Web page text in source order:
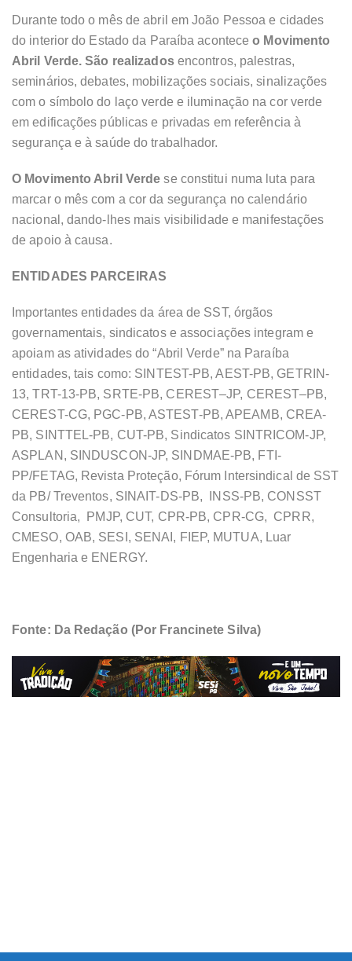
Durante todo o mês de abril em João Pessoa e cidades
do interior do Estado da Paraíba aconteceo Movimento
Abril Verde. São realizadosencontros, palestras,
seminários, debates, mobilizações sociais, sinalizações
com o símbolo do laço verde e iluminação na cor verde
em edificações públicas e privadas em referência à
segurança e à saúde do trabalhador.
O Movimento Abril Verde se constitui numa luta para
marcar o mês com a cor da segurança no calendário
nacional, dando-lhes mais visibilidade e manifestações
de apoio à causa.
ENTIDADES PARCEIRAS
Importantes entidades da área de SST, órgãos
governamentais, sindicatos e associações integram e
apoiam as atividades do “Abril Verde” na Paraíba
entidades, tais como: SINTEST-PB, AEST-PB, GETRIN-
13, TRT-13-PB, SRTE-PB, CEREST–JP, CEREST–PB,
CEREST-CG, PGC-PB, ASTEST-PB, APEAMB, CREA-
PB, SINTTEL-PB, CUT-PB, Sindicatos SINTRICOM-JP,
ASPLAN, SINDUSCON-JP, SINDMAE-PB, FTI-
PP/FETAG, Revista Proteção, Fórum Intersindical de SST
da PB/ Treventos, SINAIT-DS-PB, INSS-PB, CONSST
Consultoria, PMJP, CUT, CPR-PB, CPR-CG, CPRR,
CMESO, OAB, SESI, SENAI, FIEP, MUTUA, Luar
Engenharia e ENERGY.
Fonte: Da Redação (Por Francinete Silva)